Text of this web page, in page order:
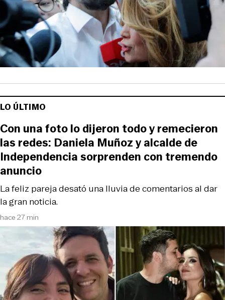
LO ÚLTIMO
hace 27 min
La feliz pareja desató una lluvia de comentarios al dar
la gran noticia.
Con una foto lo dijeron todo y remecieron
las redes: Daniela Muñoz y alcalde de
Independencia sorprenden con tremendo
anuncio